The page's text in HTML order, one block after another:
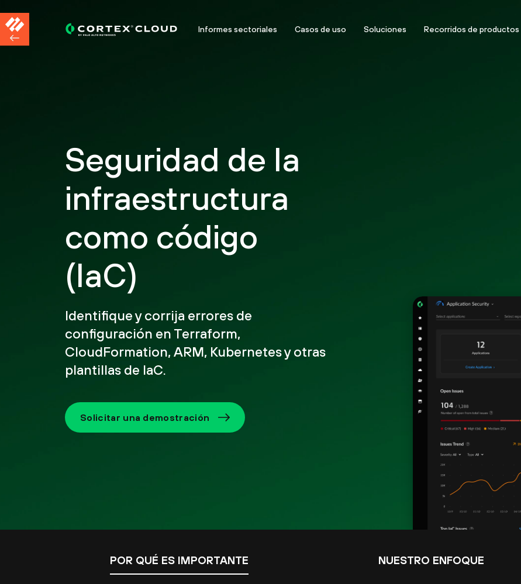
Informes sectoriales Casos de uso Soluciones Recorridos de productos
Seguridad de la
infraestructura
como código
(IaC)
Identifique y corrija errores de
configuración en Terraform,
CloudFormation, ARM, Kubernetes y otras
plantillas de IaC.
Solicitar una demostración
POR QUÉ ES IMPORTANTE NUESTRO ENFOQUE